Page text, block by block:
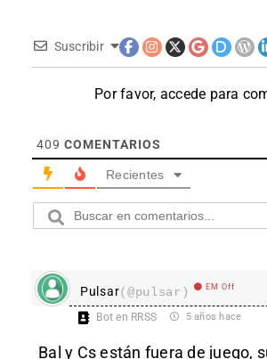
Suscribir
Por favor, accede para
409 COMENTARIOS
Recientes
Pulsar(@pulsar) EM Off
Bot en RRSS 5 años hace
Bal y Cs están fuera de juego,